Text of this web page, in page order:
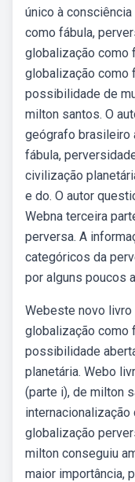
único à
como fábula,
globalização como
globalização como
possibilidade de
milton santos. O
geógrafo brasileiro
fábula,
civilização
e do. O autor
Webna terceira
perversa. A
categóricos da
por alguns poucos
Webeste novo
globalização como
possibilidade
planetária. Webo
(parte i), de milton
globalização
milton conseguiu
maior importância,